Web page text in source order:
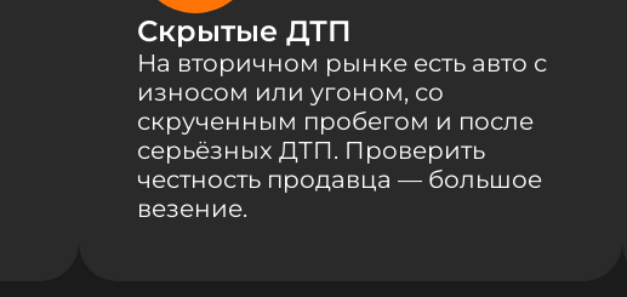
Скрытые ДТП
На вторичном рынке есть авто с
износом или угоном, со
скрученным пробегом и после
серьёзных ДТП. Проверить
честность продавца — большое
везение.